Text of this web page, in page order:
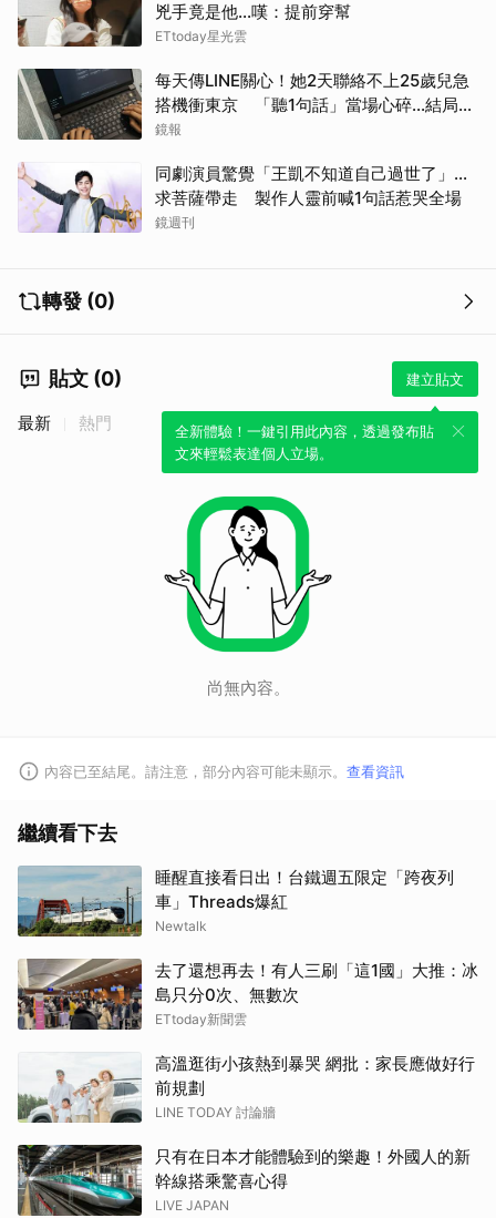
兇手竟是他...嘆：提前穿幫
ETtoday星光雲
每天傳LINE關心！她2天聯絡不上25歲兒急
搭機衝東京 「聽1句話」當場心碎...結局看
哭網
鏡報
同劇演員驚覺「王凱不知道自己過世了」...
求菩薩帶走 製作人靈前喊1句話惹哭全場
鏡週刊
轉發 (0)
貼文 (0) 建立貼文
全新體驗！一鍵引用此內容，透過發布貼
文來輕鬆表達個人立場。
最新 熱門
尚無內容。
內容已至結尾。請注意，部分內容可能未顯示。 查看資訊
繼續看下去
睡醒直接看日出！台鐵週五限定「跨夜列
車」Threads爆紅
Newtalk
去了還想再去！有人三刷「這1國」大推：冰
島只分0次、無數次
ETtoday新聞雲
高溫逛街小孩熱到暴哭 網批：家長應做好行
前規劃
LINE TODAY 討論牆
只有在日本才能體驗到的樂趣！外國人的新
幹線搭乘驚喜心得
LIVE JAPAN
取消